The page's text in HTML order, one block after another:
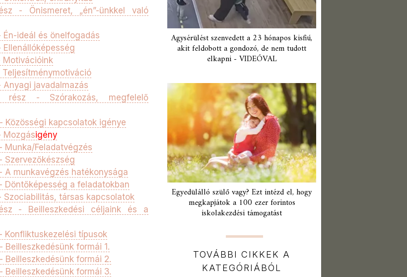
- Önismeret, „én”-ünkkel való
Én-ideál és önelfogadás
Ellenállóképesség
Motivációink
Teljesítménymotiváció
Anyagi javadalmazás
rész - Szórakozás, megfelelő
Közösségi kapcsolatok igénye
Mozgásigény
Munka/Feladatvégzés
Szervezőkészség
A munkavégzés hatékonysága
Döntőképesség a feladatokban
Szociabilitás, társas kapcsolatok
- Beilleszkedési céljaink és a
Konfliktuskezelési típusok
formái 1.
Beilleszkedésünk formái 2.
Beilleszkedésünk formái 3.
Agysérülést szenvedett a 23 hónapos kisfiú,
akit feldobott a gondozó, de nem tudott
elkapni - VIDEÓVAL
Egyedülálló szülő vagy? Ezt intézd el, hogy
megkapjátok a 100 ezer forintos
iskolakezdési támogatást
TOVÁBBI CIKKEK A
KATEGÓRIÁBÓL